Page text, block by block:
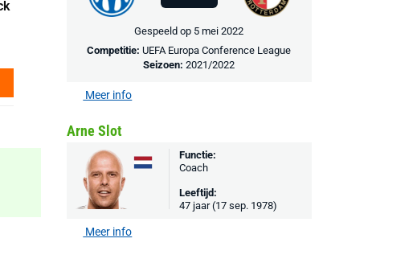
PlayStation 5
€ 29,99
Ground Boots Kids
€ 78,00€ 130,00
Gespeeld op 5 mei 2022
Competitie:UEFA Europa Conference League
Seizoen:2021/2022
Meer info
Arne Slot
Functie:
Coach
Leeftijd:
47 jaar (17 sep. 1978)
Meer info